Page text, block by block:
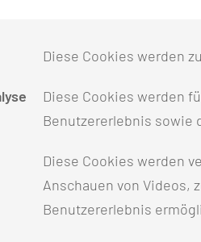
(TEM)
Thorakoskopie (z.B.
Diese Cookies werden
Diese Cookies werden
Benutzererlebnis sowie
Diese Cookies werden
Anschauen von Videos,
Benutzererlebnis